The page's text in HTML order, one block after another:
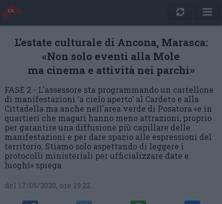
L’estate culturale di Ancona, Marasca:
«Non solo eventi alla Mole
ma cinema e attività nei parchi»
FASE 2 - L'assessore sta programmando un cartellone
di manifestazioni ‘a cielo aperto’ al Cardeto e alla
Cittadella ma anche nell'area verde di Posatora «e in
quartieri che magari hanno meno attrazioni, proprio
per garantire una diffusione più capillare delle
manifestazioni e per dare spazio alle espressioni del
territorio. Stiamo solo aspettando di leggere i
protocolli ministeriali per ufficializzare date e
luoghi» spiega
del 17/05/2020, ore 19:22